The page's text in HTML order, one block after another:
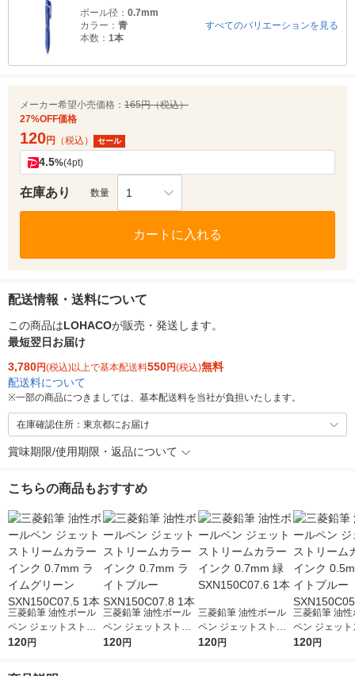
ボール径： 0.7mm
カラー： 青
本数： 1本
すべてのバリエーションを見る
メーカー希望小売価格： 165円（税込）
27%OFF価格
120円 （税込） セール
4.5%(4pt)
在庫あり 数量 1
カートに入れる
配送情報・送料について
この商品はLOHACOが販売・発送します。
最短翌日お届け
3,780円(税込)以上で基本配送料550円(税込)無料
配送料について
※一部の商品につきましては、基本配送料を当社が負担いたします。
在庫確認住所：東京都にお届け
賞味期限/使用期限・返品について
こちらの商品もおすすめ
三菱鉛筆 油性ボール
ペン ジェットストリ
ームカラーインク 0.7
120円
三菱鉛筆 油性ボール
ペン ジェットストリ
ームカラーインク 0.7
120円
三菱鉛筆 油性ボール
ペン ジェットストリ
ームカラーインク 0.7
120円
三菱鉛筆 油性
ペン ジェット
ームカラーイ
120円